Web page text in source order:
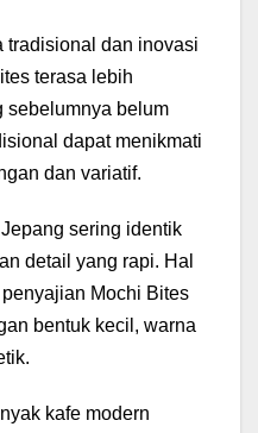
tradisional dan inovasi
terasa lebih
sebelumnya belum
dapat menikmati
dan variatif.
sering identik
detail yang rapi. Hal
Mochi Bites
bentuk kecil, warna
kafe modern